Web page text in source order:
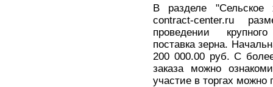
В разделе "Сельское
contract-center.ru
проведении
поставказерна. На
200 000.00 руб. С
заказа можно
участие в торгах можно